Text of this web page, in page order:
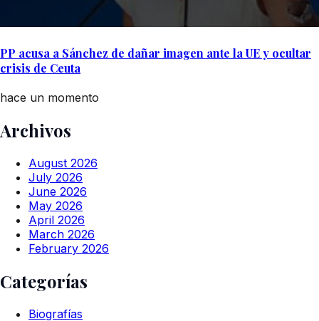
PP acusa a Sánchez de dañar imagen ante la UE y ocultar
crisis de Ceuta
hace un momento
Archivos
August 2026
July 2026
June 2026
May 2026
April 2026
March 2026
February 2026
Categorías
Biografías